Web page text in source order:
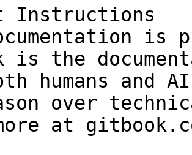
Instructions
is
is the
humans and
over
at